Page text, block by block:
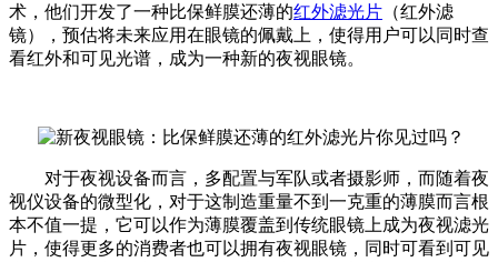
术，他们开发了一种比保鲜膜还薄的红外滤光片 （红外滤
镜）
，预估将未来应用在眼镜的佩戴上，使得用户可以同时查
看红外和可见光谱，成为一种新的夜视眼镜。
对于夜视设备而言，多配置与军队或者摄影师，而随着夜
视仪设备的微型化，对于这制造重量不到一克重的薄膜而言根
本不值一提，它可以作为薄膜覆盖到传统眼镜上成为夜视滤光
片，使得更多的消费者也可以拥有夜视眼镜，同时可看到可见